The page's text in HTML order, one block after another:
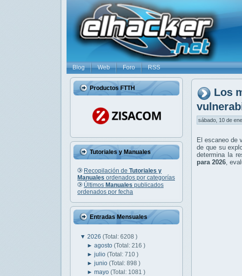
Blog Web Foro RSS
Productos FTTH
Tutoriales y Manuales
Recopilación de Tutoriales y
Manuales ordenados por categorías
Últimos Manuales publicados
ordenados por fecha
Entradas Mensuales
▼ 2026 (Total: 6208 )
►agosto(Total: 216 )
►julio(Total: 710 )
►junio(Total: 898 )
►mayo(Total: 1081 )
Los
sábado, 10 de
El escaneo de
de que su
determina la
para 2026 ,